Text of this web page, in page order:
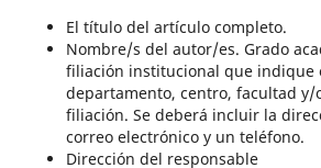
El título del artículo completo.
Nombre/s del autor/es. Grado
filiación institucional que indique
departamento, centro, facultad
filiación. Se deberá incluir la
correo electrónico y un teléfono.
Dirección del responsable